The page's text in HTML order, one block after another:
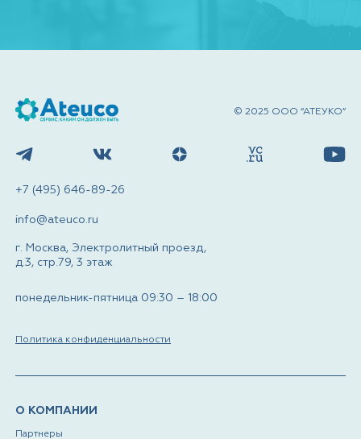
© 2025 ООО “АТЕУКО”
О КОМПАНИИ
Партнеры
+7 (495) 646-89-26
info@ateuco.ru
г. Москва, Электролитный проезд,
д.3, стр.79, 3 этаж
понедельник-пятница 09:30 – 18:00
Политика конфиденциальности